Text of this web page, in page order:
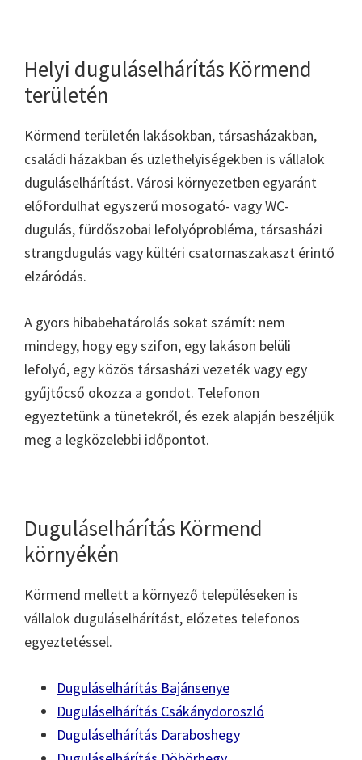
Helyi duguláselhárítás Körmend
területén
Körmend területén lakásokban, társasházakban,
családi házakban és üzlethelyiségekben is vállalok
duguláselhárítást. Városi környezetben egyaránt
előfordulhat egyszerű mosogató- vagy WC-
dugulás, fürdőszobai lefolyóprobléma, társasházi
strangdugulás vagy kültéri csatornaszakaszt érintő
elzáródás.
A gyors hibabehatárolás sokat számít: nem
mindegy, hogy egy szifon, egy lakáson belüli
lefolyó, egy közös társasházi vezeték vagy egy
gyűjtőcső okozza a gondot. Telefonon
egyeztetünk a tünetekről, és ezek alapján beszéljük
meg a legközelebbi időpontot.
Duguláselhárítás Körmend
környékén
Körmend mellett a környező településeken is
vállalok duguláselhárítást, előzetes telefonos
egyeztetéssel.
Duguláselhárítás Bajánsenye
Duguláselhárítás Csákánydoroszló
Duguláselhárítás Daraboshegy